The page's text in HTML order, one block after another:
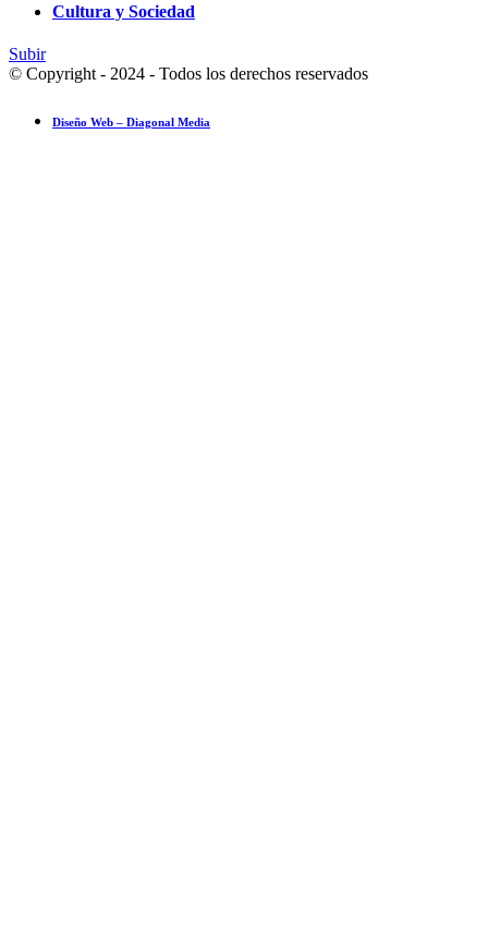
Cultura y Sociedad
Subir
© Copyright - 2024 - Todos los derechos reservados
Diseño Web – Diagonal Media